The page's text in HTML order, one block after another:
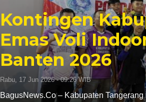
Kontingen
Emas Voli
Banten 2026
Rabu, 17 Jun 2026 - 09:26 WIB
BagusNews.Co – Kabupaten